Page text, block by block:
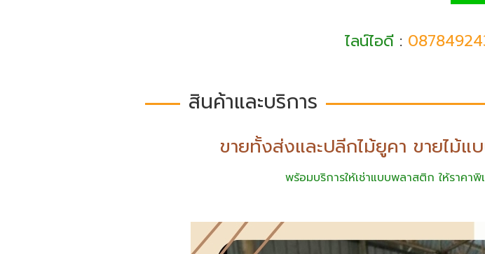
ไลน์ไอดี:
สินค้าและบริการ
ขายทั้งส่งและปลีกไม้ยูคา ขายไม้แ
พร้อมบริการให้เช่าแบบพลาสติก ให้ราคา